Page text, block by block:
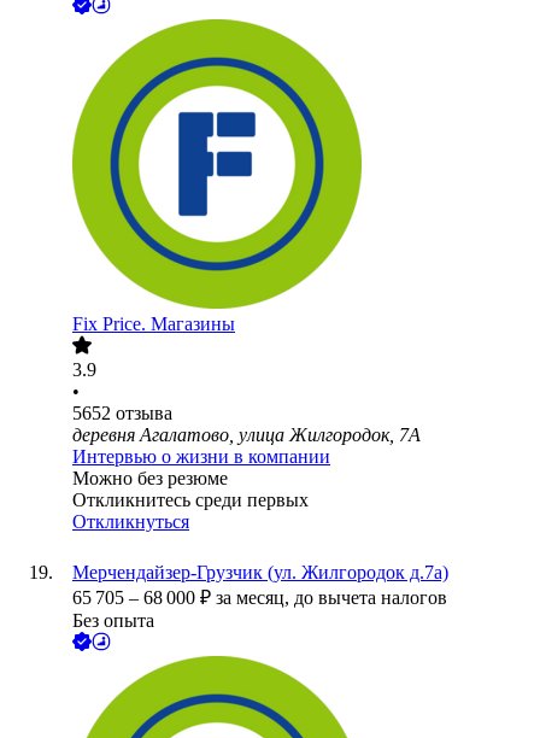
Fix Price. Магазины
3.9
•
5652 отзыва
деревня Агалатово, улица Жилгородок, 7А
Интервью о жизни в компании
Можно без резюме
Откликнитесь среди первых
Откликнуться
Мерчендайзер-Грузчик (ул. Жилгородок д.7а)
65 705 – 68 000 ₽ за месяц, до вычета налогов
Без опыта